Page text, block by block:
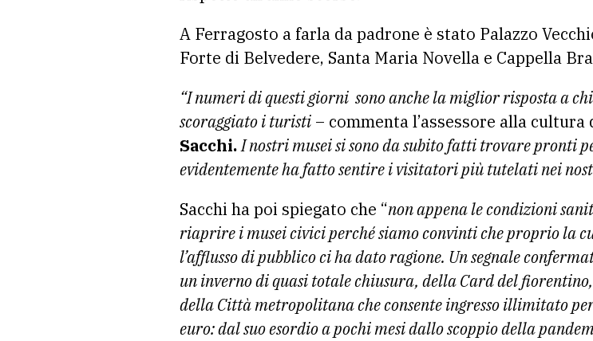
A Ferragosto a farla da padrone è stato Palazzo
Forte di Belvedere, Santa Maria Novella e Cappella
“I numeri di questi giorni sono anche la miglior risposta a
scoraggiato i turisti – commenta l’assessore alla
Sacchi.I nostri musei si sono da subito fatti trovare pronti
evidentemente ha fatto sentire i visitatori più tutelati nei
Sacchi ha poi spiegato che “non appena le condizioni
riaprire i musei civici perché siamo convinti che proprio la
l’afflusso di pubblico ci ha dato ragione. Un segnale
un inverno di quasi totale chiusura, della Card del
della Città metropolitana che consente ingresso illimitato
euro: dal suo esordio a pochi mesi dallo scoppio della